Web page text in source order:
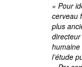
« Pour
cerveau
plus
humaine
l’étude